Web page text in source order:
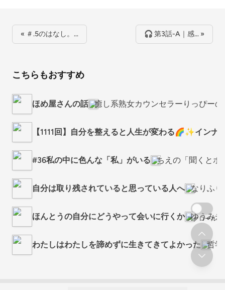
« ＃.5のはなし。… 🎧 第3話-A｜感… »
こちらもおすすめ
ほめ屋さんの話 癒し系熟女カウンセラーりっぴー
【1111回】自分を整えると人生が変わる🌈✨インナ
#36私の中に色んな「私」がいる ちえの「聞くとホ
自分は取り残されていると思っている人へ なりふ
ほんとうの自分にどうやって会いに行くか ゆうみ
わたしはわたしを諦めずに生きてきてよかった 哲学
スクロール